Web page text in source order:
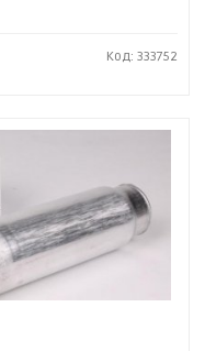
Код: 333752